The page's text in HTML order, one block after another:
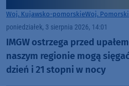
Woj. Kujawsko-pomorskieWoj.
poniedziałek, 3 sierpnia 2026, 14:01
IMGW ostrzega przed
naszym regionie mogą
dzień i 21 stopni w nocy